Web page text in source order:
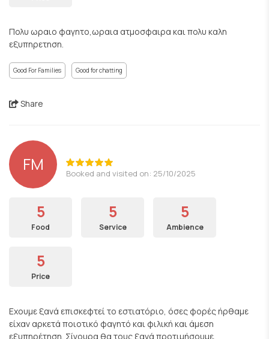
Πολυ ωραιο φαγητο,ωραια ατμοσφαιρα και πολυ καλη
εξυπηρετηση.
Good For Families Good for chatting
Share
FM Booked and visited on: 25/10/2025
5
Food
5
Service
5
Ambience
5
Price
Εχουμε ξανά επισκεφτεί το εστιατόριο, όσες φορές ήρθαμε
είχαν αρκετά ποιοτικό φαγητό και φιλική και άμεση
εξυπηρέτηση. Σίγουρα θα τους ξανά προτιμήσουμε.